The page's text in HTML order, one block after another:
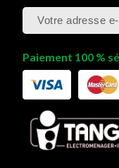
Paiement 100 %